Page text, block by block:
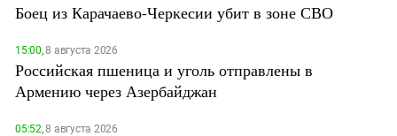
Боец из Карачаево-Черкесии убит в зоне СВО
15:00,8 августа 2026
Российская пшеница и уголь отправлены в
Армению через Азербайджан
05:52,8 августа 2026